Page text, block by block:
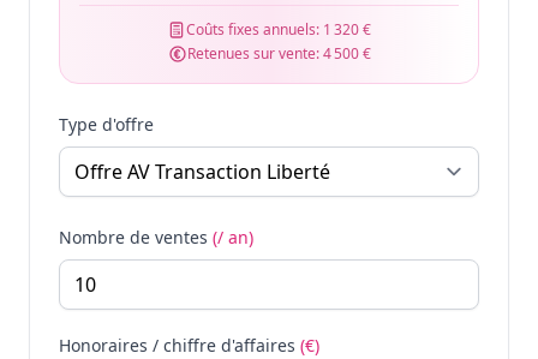
Coûts fixes annuels: 1 320 €
Retenues sur vente:4 500 €
Type d'offre
Nombre de ventes (/ an)
Honoraires / chiffre d'affaires (€)